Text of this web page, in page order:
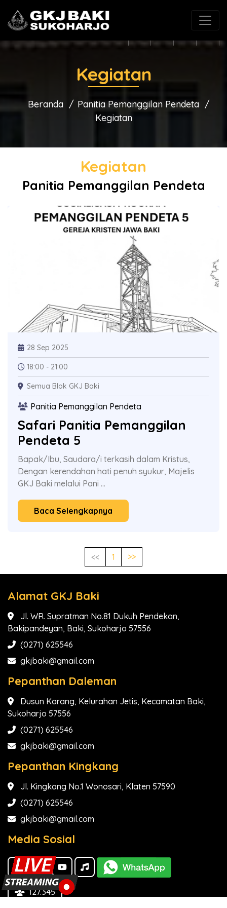
(0271) 625546 gkjbaki@gmail.com
Kegiatan
Beranda
Panitia Pemanggilan Pendeta
Kegiatan
Kegiatan
Panitia Pemanggilan Pendeta
28 Sep 2025
18:00 - 21:00
Semua Blok GKJ Baki
Panitia Pemanggilan Pendeta
Safari Panitia Pemanggilan
Pendeta 5
Bapak/Ibu, Saudara/i terkasih dalam Kristus,
Dengan kerendahan hati penuh syukur, Majelis
GKJ Baki melalui Pani ...
Baca Selengkapnya
<< 1 >>
Alamat GKJ Baki
Jl. WR. Supratman No.81 Dukuh Pendekan,
Bakipandeyan, Baki, Sukoharjo 57556
(0271) 625546
gkjbaki@gmail.com
Pepanthan Daleman
Dusun Karang, Kelurahan Jetis, Kecamatan Baki,
Sukoharjo 57556
(0271) 625546
gkjbaki@gmail.com
Pepanthan Kingkang
Jl. Kingkang No.1 Wonosari, Klaten 57590
(0271) 625546
gkjbaki@gmail.com
Media Sosial
127.345